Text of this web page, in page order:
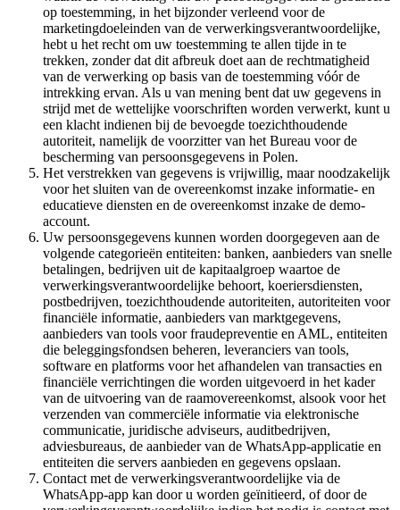
op toestemming, in het bijzonder verleend voor de
marketingdoeleinden van de verwerkingsverantwoordelijke,
hebt u het recht om uw toestemming te allen tijde in te
trekken, zonder dat dit afbreuk doet aan de rechtmatigheid
van de verwerking op basis van de toestemming vóór de
intrekking ervan. Als u van mening bent dat uw gegevens in
strijd met de wettelijke voorschriften worden verwerkt, kunt u
een klacht indienen bij de bevoegde toezichthoudende
autoriteit, namelijk de voorzitter van het Bureau voor de
bescherming van persoonsgegevens in Polen.
Het verstrekken van gegevens is vrijwillig, maar noodzakelijk
voor het sluiten van de overeenkomst inzake informatie- en
educatieve diensten en de overeenkomst inzake de demo-
account.
Uw persoonsgegevens kunnen worden doorgegeven aan de
volgende categorieën entiteiten: banken, aanbieders van snelle
betalingen, bedrijven uit de kapitaalgroep waartoe de
verwerkingsverantwoordelijke behoort, koeriersdiensten,
postbedrijven, toezichthoudende autoriteiten, autoriteiten voor
financiële informatie, aanbieders van marktgegevens,
aanbieders van tools voor fraudepreventie en AML, entiteiten
die beleggingsfondsen beheren, leveranciers van tools,
software en platforms voor het afhandelen van transacties en
financiële verrichtingen die worden uitgevoerd in het kader
van de uitvoering van de raamovereenkomst, alsook voor het
verzenden van commerciële informatie via elektronische
communicatie, juridische adviseurs, auditbedrijven,
adviesbureaus, de aanbieder van de WhatsApp-applicatie en
entiteiten die servers aanbieden en gegevens opslaan.
Contact met de verwerkingsverantwoordelijke via de
WhatsApp-app kan door u worden geïnitieerd, of door de